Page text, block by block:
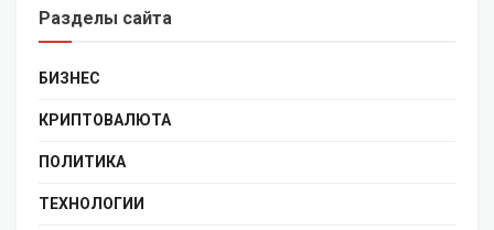
Разделы сайта
БИЗНЕС
КРИПТОВАЛЮТА
ПОЛИТИКА
ТЕХНОЛОГИИ